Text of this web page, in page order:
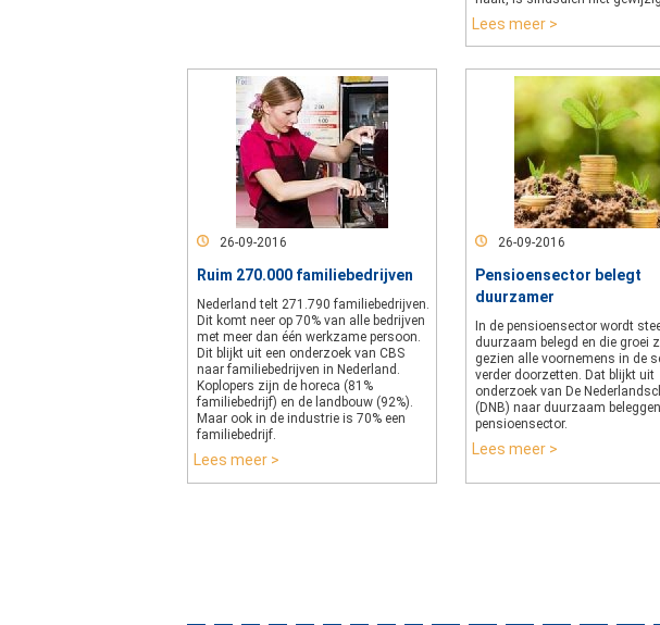
Lees meer >
26-09-2016
Ruim 270.000 familiebedrijven
Nederland telt 271.790 familiebedrijven.
Dit komt neer op 70% van alle bedrijven
met meer dan één werkzame persoon.
Dit blijkt uit een onderzoek van CBS
naar familiebedrijven in Nederland.
Koplopers zijn de horeca (81%
familiebedrijf) en de landbouw (92%).
Maar ook in de industrie is 70% een
familiebedrijf.
Lees meer >
26-09-2016
Pensioensector belegt
duurzamer
In de pensioensector wordt
duurzaam belegd en die groei
gezien alle voornemens in de
verder doorzetten. Dat blijkt uit
onderzoek van De
(DNB) naar duurzaam
pensioensector.
Lees meer >